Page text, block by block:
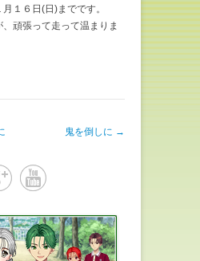
１６日(日)までです。
頑張って走って温まりま
鬼を倒しに →